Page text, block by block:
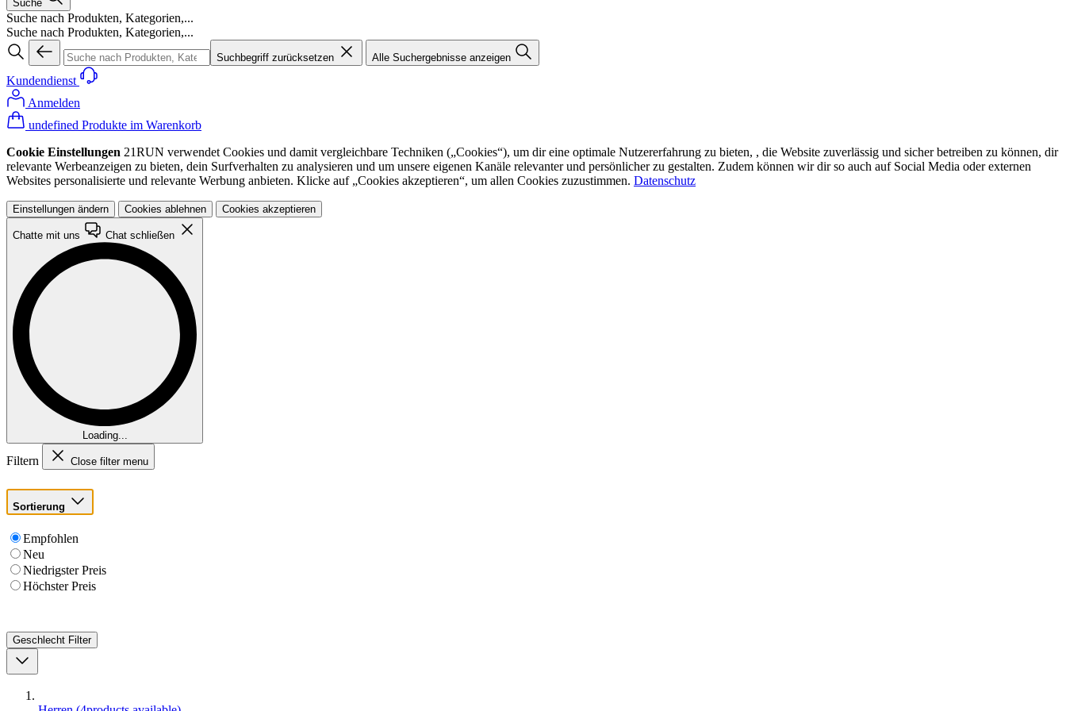
Suche
Suche nach Produkten, Kategorien,...
Suche nach Produkten, Kategorien,...
Suchbegriff zurücksetzen Alle Suchergebnisse anzeigen
Kundendienst
Anmelden
undefined Produkte im Warenkorb
Cookie Einstellungen 21RUN verwendet Cookies und damit vergleichbare Techniken („Cookies“), um dir eine optimale Nutzererfahrung zu bieten, , die Website zuverlässig und sicher betreiben zu können, dir
relevante Werbeanzeigen zu bieten, dein Surfverhalten zu analysieren und um unsere eigenen Kanäle relevanter und persönlicher zu gestalten. Zudem können wir dir so auch auf Social Media oder externen
Websites personalisierte und relevante Werbung anbieten. Klicke auf „Cookies akzeptieren“, um allen Cookies zuzustimmen. Datenschutz
Einstellungen ändern Cookies ablehnen Cookies akzeptieren
Chatte mit uns Chat schließen
Loading...
Filtern Close filter menu
Sortierung
Empfohlen
Neu
Niedrigster Preis
Höchster Preis
Geschlecht Filter